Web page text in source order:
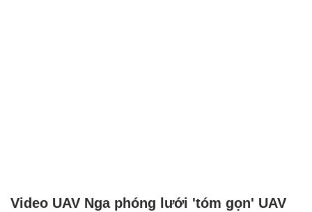
Video UAV Nga phóng lưới 'tóm gọn' UAV